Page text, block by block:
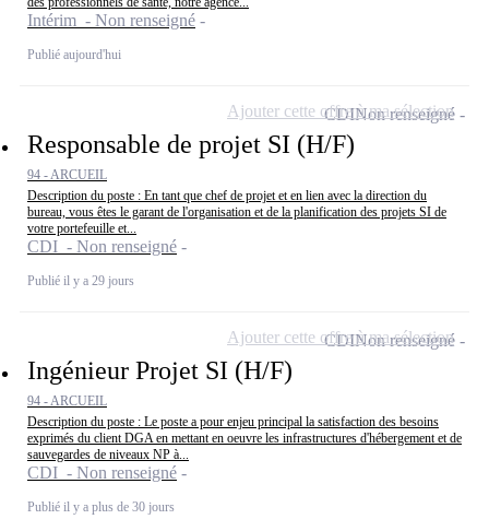
Intérim - Non renseigné
Publié aujourd'hui
Responsable de projet SI (H/F)
94 - ARCUEIL
Description du poste : En tant que chef de projet et en lien avec la direction du
bureau, vous êtes le garant de l'organisation et de la planification des projets SI de
votre portefeuille et...
CDI - Non renseigné
Publié il y a 29 jours
CDINon renseigné
Ajouter cette offre à ma sélection
Ingénieur Projet SI (H/F)
94 - ARCUEIL
Description du poste : Le poste a pour enjeu principal la satisfaction des besoins
exprimés du client DGA en mettant en oeuvre les infrastructures d'hébergement et de
sauvegardes de niveaux NP à...
CDI - Non renseigné
Publié il y a plus de 30 jours
CDINon renseigné
Ajouter cette offre à ma sélection